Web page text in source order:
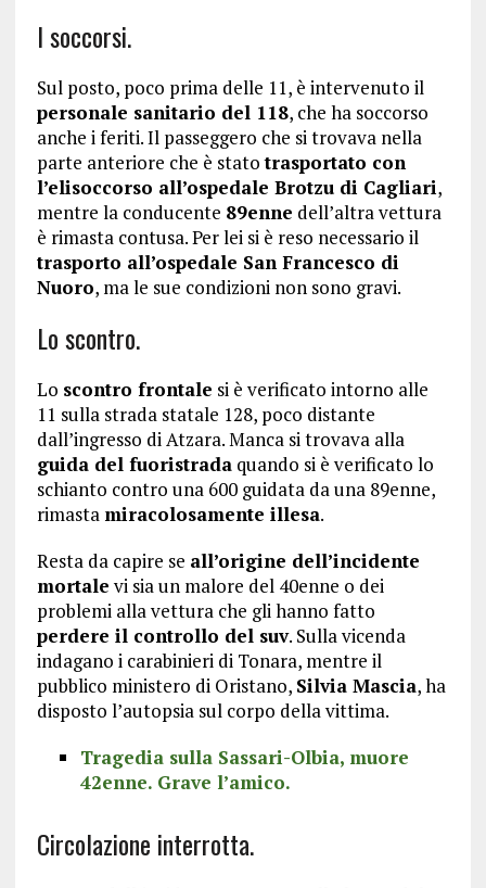
I soccorsi.
Sul posto, poco prima delle 11, è intervenuto il
personale sanitario del 118, che ha soccorso
anche i feriti. Il passeggero che si trovava nella
parte anteriore che è statotrasportato con
l’elisoccorso all’ospedale Brotzu di Cagliari,
mentre la conducente 89enne dell’altra vettura
è rimasta contusa. Per lei si è reso necessario il
trasporto all’ospedale San Francesco di
Nuoro, ma le sue condizioni non sono gravi.
Lo scontro.
Lo scontro frontale si è verificato intorno alle
11 sulla strada statale 128, poco distante
dall’ingresso di Atzara. Manca si trovava alla
guida del fuoristradaquando si è verificato lo
schianto contro una 600 guidata da una 89enne,
rimasta miracolosamente illesa.
Resta da capire se all’origine dell’incidente
mortale vi sia un malore del 40enne o dei
problemi alla vettura che gli hanno fatto
perdere il controllo del suv. Sulla vicenda
indagano i carabinieri di Tonara, mentre il
pubblico ministero di Oristano, Silvia Mascia, ha
disposto l’autopsia sul corpo della vittima.
Tragedia sulla Sassari-Olbia, muore
42enne. Grave l’amico.
Circolazione interrotta.